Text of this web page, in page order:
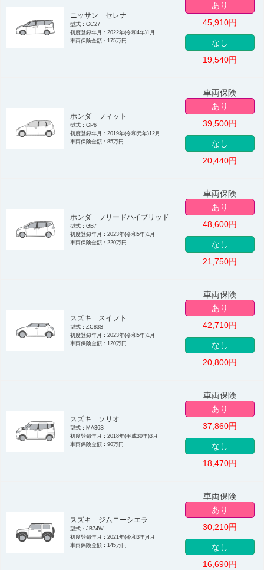
ニッサン セレナ
型式：GC27
初度登録年月：2022年(令和4年)1月
車両保険金額：175万円
あり
45,910円
なし
19,540円
ホンダ フィット
型式：GP6
初度登録年月：2019年(令和元年)12月
車両保険金額：85万円
車両保険
あり
39,500円
なし
20,440円
ホンダ フリードハイブリッド
型式：GB7
初度登録年月：2023年(令和5年)1月
車両保険金額：220万円
車両保険
あり
48,600円
なし
21,750円
スズキ スイフト
型式：ZC83S
初度登録年月：2023年(令和5年)1月
車両保険金額：120万円
車両保険
あり
42,710円
なし
20,800円
スズキ ソリオ
型式：MA36S
初度登録年月：2018年(平成30年)3月
車両保険金額：90万円
車両保険
あり
37,860円
なし
18,470円
スズキ ジムニーシエラ
型式：JB74W
初度登録年月：2021年(令和3年)4月
車両保険金額：145万円
車両保険
あり
30,210円
なし
16,690円